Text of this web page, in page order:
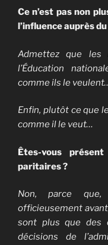
Ce n’est pas non
l’influence auprès
Admettez que les
l’Éducation
comme ils le
Enfin, plutôt ce que
comme il le veut…
Êtes-vous
paritaires ?
Non, parce
officieusement
sont plus que des
décisions de